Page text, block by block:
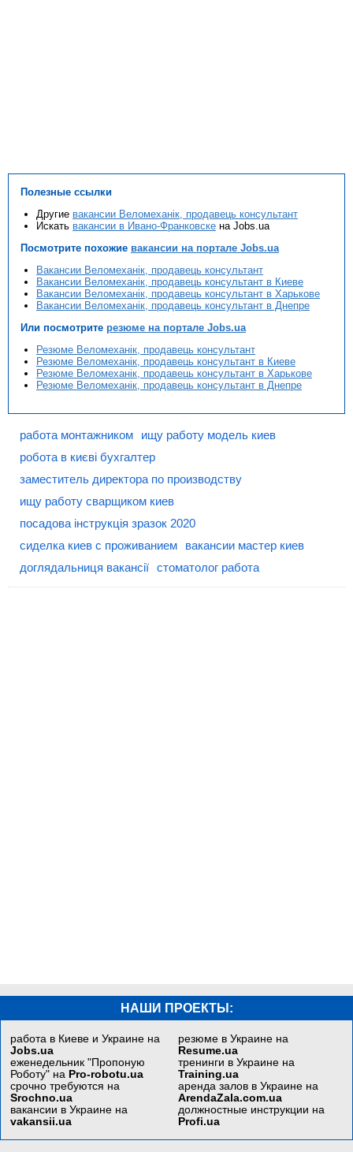
Полезные ссылки
Другие вакансии Веломеханік, продавець консультант
Искать вакансии в Ивано-Франковске на Jobs.ua
Посмотрите похожие вакансии на портале Jobs.ua
Вакансии Веломеханік, продавець консультант
Вакансии Веломеханік, продавець консультант в Киеве
Вакансии Веломеханік, продавець консультант в Харькове
Вакансии Веломеханік, продавець консультант в Днепре
Или посмотрите резюме на портале Jobs.ua
Резюме Веломеханік, продавець консультант
Резюме Веломеханік, продавець консультант в Киеве
Резюме Веломеханік, продавець консультант в Харькове
Резюме Веломеханік, продавець консультант в Днепре
работа монтажником
ищу работу модель киев
робота в києві бухгалтер
заместитель директора по производству
ищу работу сварщиком киев
посадова інструкція зразок 2020
сиделка киев с проживанием
вакансии мастер киев
доглядальниця вакансії стоматолог работа
НАШИ ПРОЕКТЫ:
работа в Киеве и Украине на
Jobs.ua
еженедельник "Пропоную
Роботу" на Pro-robotu.ua
срочно требуются на
Srochno.ua
вакансии в Украине на
vakansii.ua
резюме в Украине на
Resume.ua
тренинги в Украине на
Training.ua
аренда залов в Украине на
ArendaZala.com.ua
должностные инструкции на
Profi.ua